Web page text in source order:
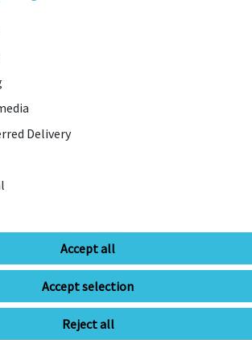
Rottweil-
0741 206770-00
Delivery
Accept all
Accept selection
Reject all